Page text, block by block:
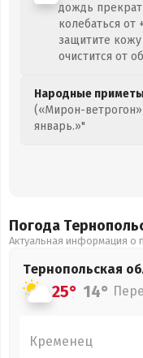
дождь
колебаться от
защитите
очистится от
Народные
(«Мирон-
январь.»"
Погода
Актуальная информация о
Тернопольская
25° 14°
Кременец